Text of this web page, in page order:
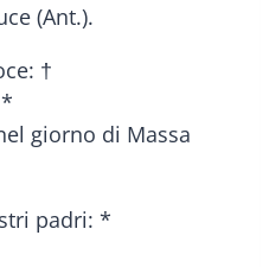
(Ant.).
†
giorno di Massa
padri: *